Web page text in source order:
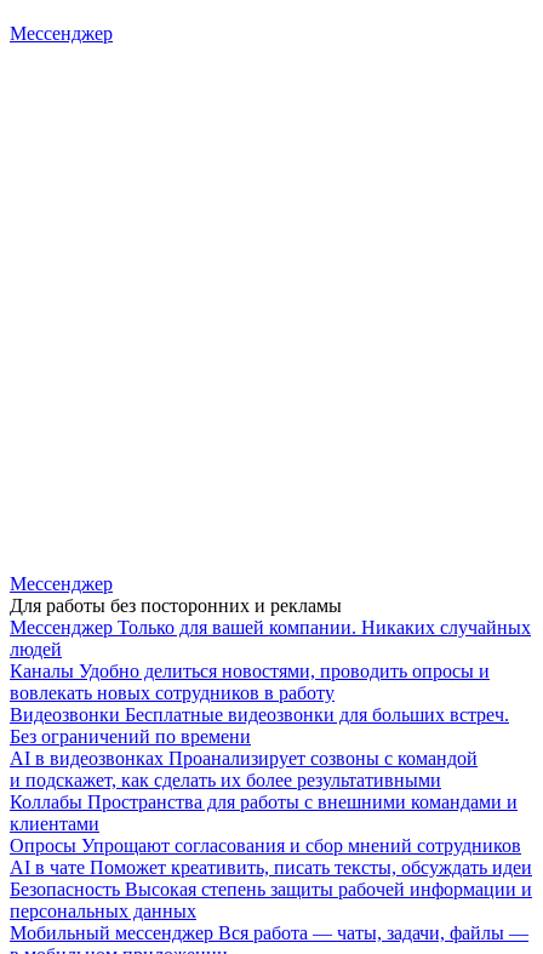
Мессенджер
Мессенджер
Для работы без посторонних и рекламы
Мессенджер Только для вашей компании. Никаких случайных
людей
Каналы Удобно делиться новостями, проводить опросы и
вовлекать новых сотрудников в работу
Видеозвонки Бесплатные видеозвонки для больших встреч.
Без ограничений по времени
AI в видеозвонках Проанализирует созвоны с командой
и подскажет, как сделать их более результативными
Коллабы Пространства для работы с внешними командами и
клиентами
Опросы Упрощают согласования и сбор мнений сотрудников
AI в чате Поможет креативить, писать тексты, обсуждать идеи
Безопасность Высокая степень защиты рабочей информации и
персональных данных
Мобильный мессенджер Вся работа — чаты, задачи, файлы —